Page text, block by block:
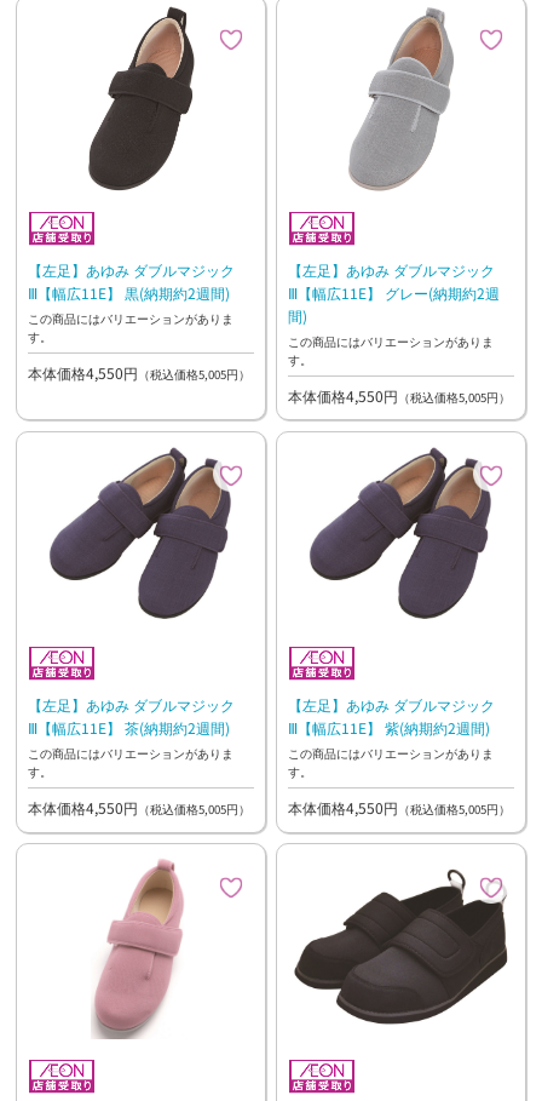
【左足】あゆみ ダブルマジック
Ⅲ【幅広11E】 黒(納期約2週間)
この商品にはバリエーションがありま
す。
本体価格4,550円 （税込価格5,005円）
【左足】あゆみ ダブルマジック
Ⅲ【幅広11E】 グレー(納期約2週
間)
この商品にはバリエーションがありま
す。
本体価格4,550円 （税込価格5,005円）
【左足】あゆみ ダブルマジック
Ⅲ【幅広11E】 茶(納期約2週間)
この商品にはバリエーションがありま
す。
本体価格4,550円 （税込価格5,005円）
【左足】あゆみ ダブルマジック
Ⅲ【幅広11E】 紫(納期約2週間)
この商品にはバリエーションがありま
す。
本体価格4,550円 （税込価格5,005円）